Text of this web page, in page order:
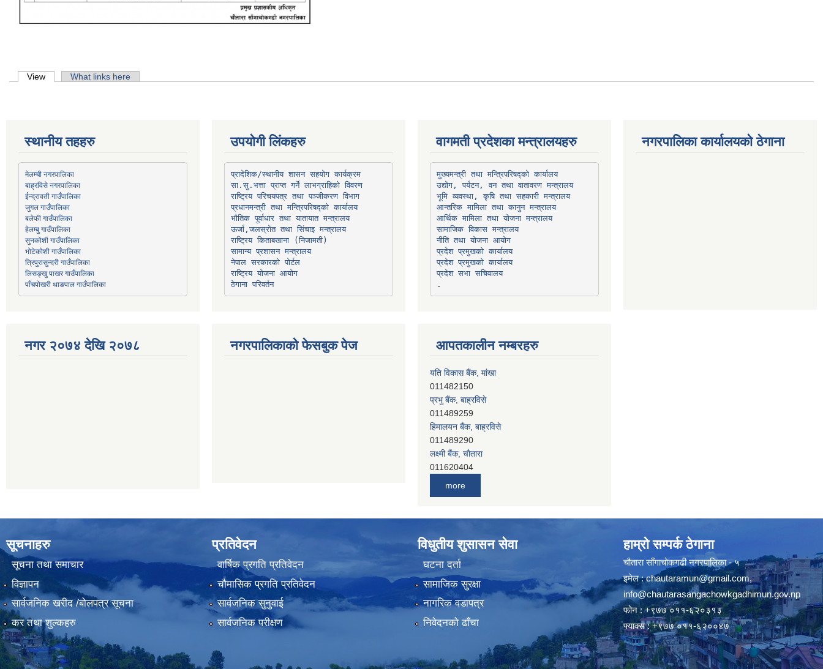
Primary tabs
View (active tab)What links here
स्थानीय तहहरु
मेलम्ची नगरपालिका
बाह्रविसे नगरपालिका
ईन्द्रावती गाउँपालिका
जुगल गाउँपालिका
बलेफी गाउँपालिका
हेलम्बु गाउँपालिका
सुनकोशी गाउँपालिका
भोटेकोशी गाउँपालिका
त्रिपुरासुन्दरी गाउँपालिका
लिसङ्खु पाखर गाउँपालिका
पाँचपोखरी थाङपाल गाउँपालिका
नगर २०७४ देखि २०७८
उपयोगी लिंकहरु
प्रादेशिक/स्थानीय शासन सहयोग कार्यक्रम
सा.सु.भत्ता प्राप्त गर्ने लाभग्राहिको विवरण
राष्ट्रिय परिचयपत्र तथा पञ्‍जीकरण विभाग
प्रधानमन्त्री तथा मन्त्रिपरिषद्को कार्यालय
भौतिक पूर्वाधार तथा यातायात मन्त्रालय
ऊर्जा,जलस्रोत तथा सिंचाइ मन्त्रालय
सामान्य प्रशासन मन्त्रालय
नेपाल सरकारको पोर्टल
राष्ट्रिय योजना आयोग
ठेगाना परिवर्तन
नगरपालिकाको फेसबुक पेज
वागमती प्रदेशका मन्त्रालयहरु
मुख्यमन्त्री तथा मन्त्रिपरिषद्को कार्यालय
उद्योग, पर्यटन, वन तथा वातावरण मन्त्रालय
भूमि व्यवस्था, कृषि तथा सहकारी मन्त्रालय
आन्तरिक मामिला तथा कानुन मन्त्रालय
आर्थिक मामिला तथा योजना मन्त्रालय
सामाजिक विकास मन्त्रालय
नीति तथा योजना आयोग
प्रदेश प्रमुखको कार्यालय
प्रदेश प्रमुखको कार्यालय
प्रदेश सभा सचिवालय
आपतकालीन नम्बरहरु
यति विकास बैंक, मांखा
011482150
प्रभु बैंक, बाह्रविसे
011489259
हिमालयन बैंक, बाह्रविसे
011489290
लक्ष्मी बैंक, चाैतारा
011620404
011620406
देव विकास बैंक, बाह्रविसे
011401005
देव विकास बैंक, जलविरे
011403051
सिभिल बैंक, मेलम्ची
011401055
नेपाल क्रेडिट एण्ड कमर्स बैंक, चाैतारा
011620402
more
नगरपालिका कार्यालयको ठेगाना
सूचनाहरु
सूचना तथा समाचार
विज्ञापन
सार्वजनिक खरीद /बोलपत्र सूचना
कर तथा शुल्कहरु
प्रतिवेदन
वार्षिक प्रगति प्रतिवेदन
चौमासिक प्रगति प्रतिवेदन
सार्वजनिक सुनुवाई
सार्वजनिक परीक्षण
विधुतीय शुसासन सेवा
घटना दर्ता
सामाजिक सुरक्षा
नागरिक वडापत्र
निवेदनको ढाँचा
हाम्रो सम्पर्क ठेगाना
चौतारा साँगाचोकगढी नगरपालिका - ५
इमेल :chautaramun@gmail.com,
info@chautarasangachowkgadhimun.gov.np
फोन : +९७७ ०११-६२०३१३
फ्याक्स : +९७७ ०११-६२००४७